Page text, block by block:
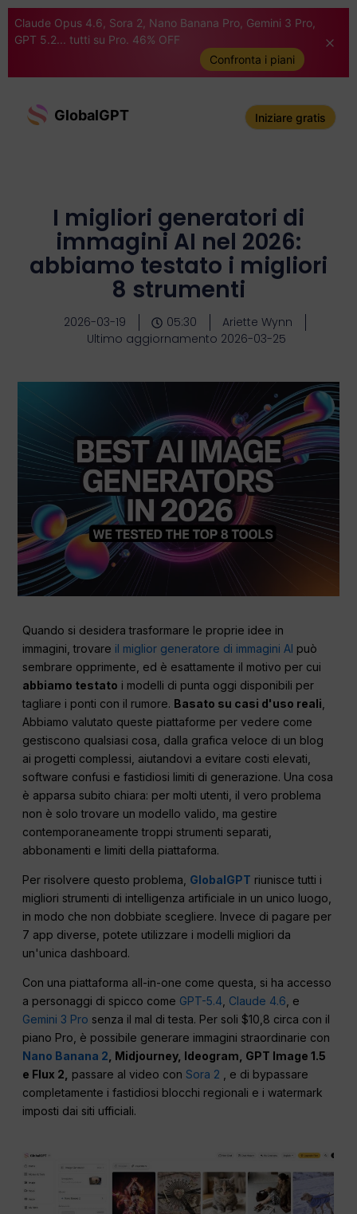
Claude Opus 4.6, Sora 2, Nano Banana Pro, Gemini 3 Pro,
GPT 5.2... tutti su Pro. 46% OFF
Confronta i piani
GlobalGPT Iniziare gratis
I migliori generatori di
immagini AI nel 2026:
abbiamo testato i migliori
8 strumenti
2026-03-19 05:30
Ariette Wynn
Ultimo aggiornamento 2026-03-25
Quando si desidera trasformare le proprie idee in
immagini, trovare il miglior generatore di immagini AI può
sembrare opprimente, ed è esattamente il motivo per cui
abbiamo testato i modelli di punta oggi disponibili per
tagliare i ponti con il rumore. Basato su casi d'uso reali
Abbiamo valutato queste piattaforme per vedere come
gestiscono qualsiasi cosa, dalla grafica veloce di un blog
ai progetti complessi, aiutandovi a evitare costi elevati,
software confusi e fastidiosi limiti di generazione. Una cosa
è apparsa subito chiara: per molti utenti, il vero problema
non è solo trovare un modello valido, ma gestire
contemporaneamente troppi strumenti separati,
abbonamenti e limiti della piattaforma.
Per risolvere questo problema, GlobalGPT riunisce tutti i
migliori strumenti di intelligenza artificiale in un unico luogo,
in modo che non dobbiate scegliere. Invece di pagare per
7 app diverse, potete utilizzare i modelli migliori da
un'unica dashboard.
Con una piattaforma all-in-one come questa, si ha accesso
a personaggi di spicco come GPT-5.4, Claude 4.6, e
Gemini 3 Pro senza il mal di testa. Per soli $10,8 circa con il
piano Pro, è possibile generare immagini straordinarie con
Nano Banana 2, Midjourney, Ideogram, GPT Image 1.5
e Flux 2, passare al video conSora 2 , e di bypassare
completamente i fastidiosi blocchi regionali e i watermark
imposti dai siti ufficiali.